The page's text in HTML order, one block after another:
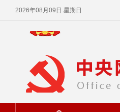
2026年08月09日 星期日